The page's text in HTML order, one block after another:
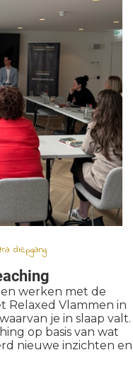
diepgang
werken met de
Relaxed Vlammen in
je in slaap valt.
op basis van wat
nieuwe inzichten en